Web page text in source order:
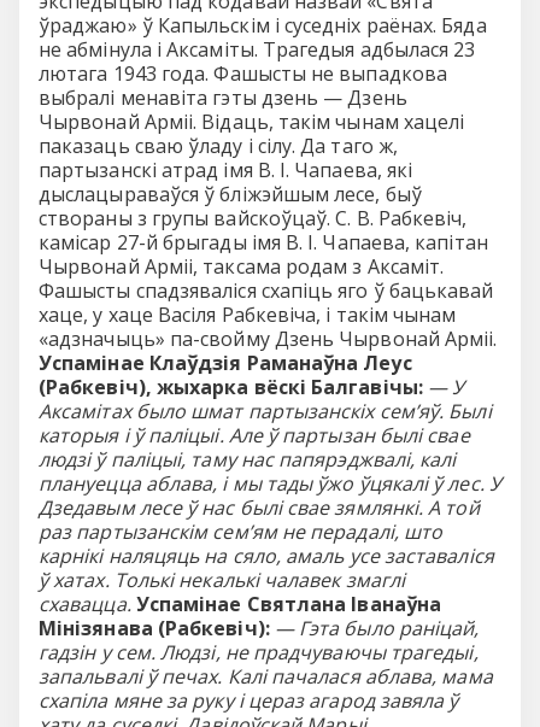
ўраджаю» ў Капыльскім і суседніх раёнах. Бяда
не абмінула і Аксаміты. Трагедыя адбылася 23
лютага 1943 года. Фашысты не выпадкова
выбралі менавіта гэты дзень — Дзень
Чырвонай Арміі. Відаць, такім чынам хацелі
паказаць сваю ўладу і сілу. Да таго ж,
партызанскі атрад імя В. І. Чапаева, які
дыслацыраваўся ў бліжэйшым лесе, быў
створаны з групы вайскоўцаў. С. В. Рабкевіч,
камісар 27-й брыгады імя В. І. Чапаева, капітан
Чырвонай Арміі, таксама родам з Аксаміт.
Фашысты спадзяваліся схапіць яго ў бацькавай
хаце, у хаце Васіля Рабкевіча, і такім чынам
«адзначыць» па-свойму Дзень Чырвонай Арміі.
Успамінае Клаўдзія Раманаўна Леус
(Рабкевіч), жыхарка вёскі Балгавічы: — У
Аксамітах было шмат партызанскіх сем’яў. Былі
каторыя і ў паліцыі. Але ў партызан былі свае
людзі ў паліцыі, таму нас папярэджвалі, калі
плануецца аблава, і мы тады ўжо ўцякалі ў лес. У
Дзедавым лесе ў нас былі свае зямлянкі. А той
раз партызанскім сем’ям не перадалі, што
карнікі наляцяць на сяло, амаль усе заставаліся
ў хатах. Толькі некалькі чалавек змаглі
схавацца.Успамінае Святлана Іванаўна
Мінізянава (Рабкевіч): — Гэта было раніцай,
гадзін у сем. Людзі, не прадчуваючы трагедыі,
запальвалі ў печах. Калі пачалася аблава, мама
схапіла мяне за руку і цераз агарод завяла ў